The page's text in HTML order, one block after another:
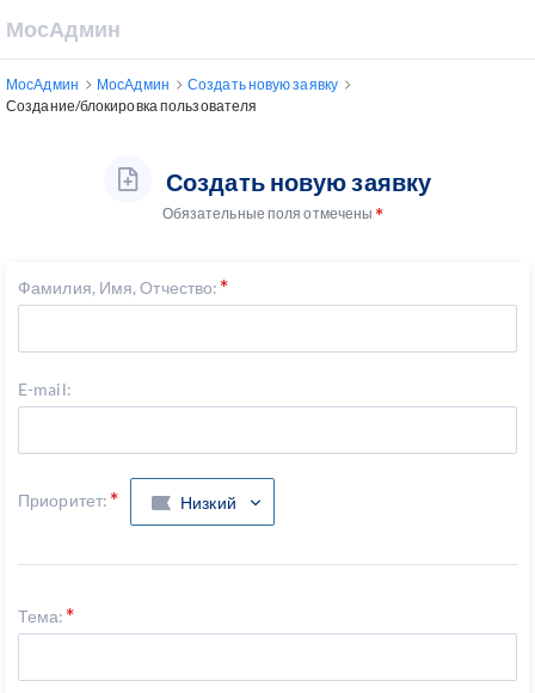
МосАдмин
МосАдмин МосАдмин
Создать новую заявку
Создание/блокировка пользователя
Создать новую заявку
Обязательные поля отмечены
Фамилия, Имя, Отчество:
E-mail:
Приоритет: Низкий
Тема: